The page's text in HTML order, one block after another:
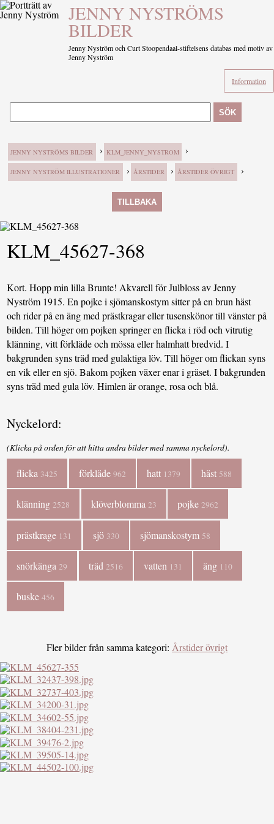
JENNY NYSTRÖMS
BILDER
Jenny Nyström och Curt Stoopendaal-stiftelsens databas med motiv av
Jenny Nyström
Information
SÖK
JENNY NYSTRÖMS BILDER › KLM_JENNY_NYSTROM ›
JENNY NYSTRÖM ILLUSTRATIONER › ÅRSTIDER › ÅRSTIDER ÖVRIGT ›
TILLBAKA
KLM_45627-368
Kort. Hopp min lilla Brunte! Akvarell för Julbloss av Jenny
Nyström 1915. En pojke i sjömanskostym sitter på en brun häst
och rider på en äng med prästkragar eller tusenskönor till vänster på
bilden. Till höger om pojken springer en flicka i röd och vitrutig
klänning, vitt förkläde och mössa eller halmhatt bredvid. I
bakgrunden syns träd med gulaktiga löv. Till höger om flickan syns
en vik eller en sjö. Bakom pojken växer enar i gräset. I bakgrunden
syns träd med gula löv. Himlen är orange, rosa och blå.
Nyckelord:
(Klicka på orden för att hitta andra bilder med samma nyckelord).
flicka 3425 förkläde 962 hatt 1379 häst 588
klänning 2528 klöverblomma 23 pojke 2962
prästkrage 131 sjö 330 sjömanskostym 58
snörkänga 29 träd 2516 vatten 131 äng 110
buske456
Fler bilder från samma kategori: Årstider övrigt